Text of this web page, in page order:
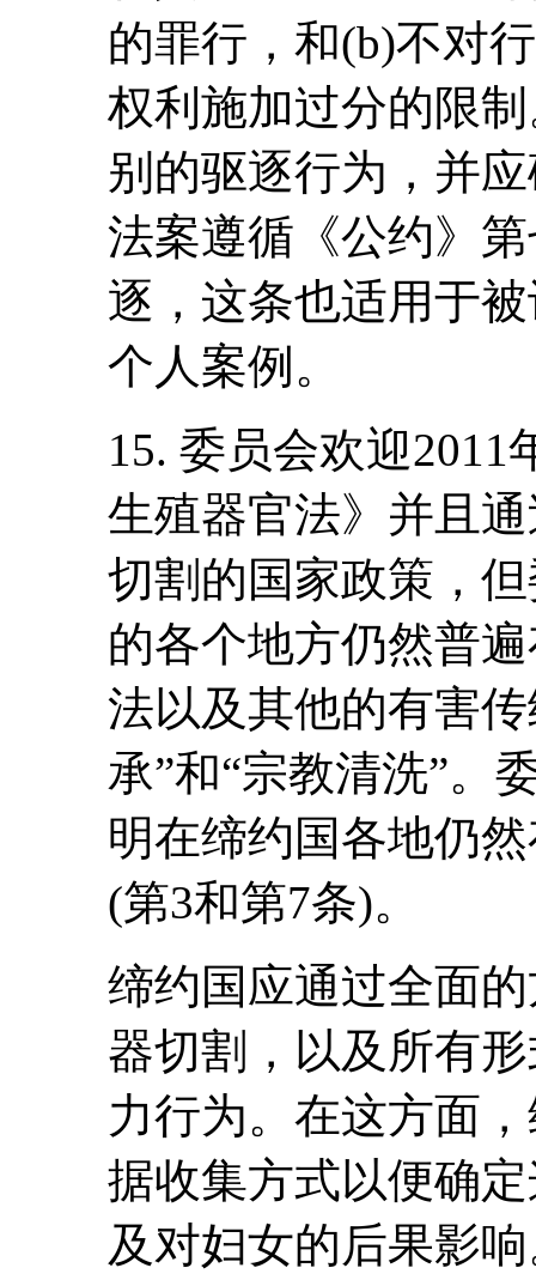
的罪行，和(b)不对
权利施加过分的限
别的驱逐行为，并
法案遵循《公约》
逐，这条也适用于
个人案例。
15. 委员会欢迎
生殖器官法》并且
切割的国家政策，
的各个地方仍然普
法以及其他的有害
承”和“宗教清洗”。
明在缔约国各地仍
(第3和第7条)。
缔约国应通过全面
器切割，以及所有
力行为。在这方面
据收集方式以便确
及对妇女的后果影